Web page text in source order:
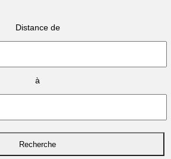
Distance de
à